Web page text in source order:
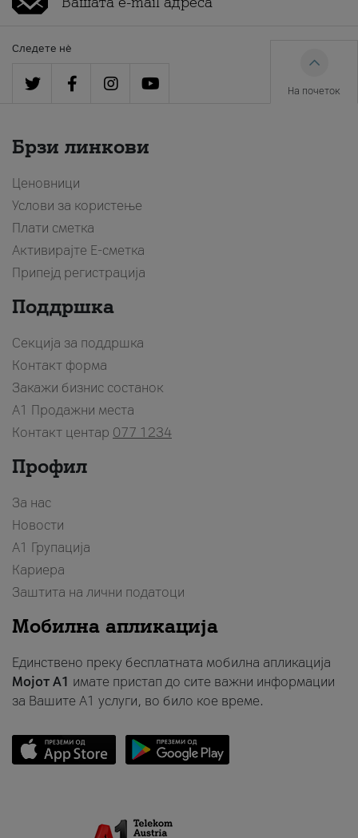
Следете нè
На почеток
Брзи линкови
Ценовници
Услови за користење
Плати сметка
Активирајте Е-сметка
Припејд регистрација
Поддршка
Секција за поддршка
Контакт форма
Закажи бизнис состанок
A1 Продажни места
Контакт центар 077 1234
Профил
За нас
Новости
А1 Групација
Кариера
Заштита на лични податоци
Мобилна апликација
Единствено преку бесплатната мобилна апликација
Мојот A1 имате пристап до сите важни информации
за Вашите A1 услуги, во било кое време.